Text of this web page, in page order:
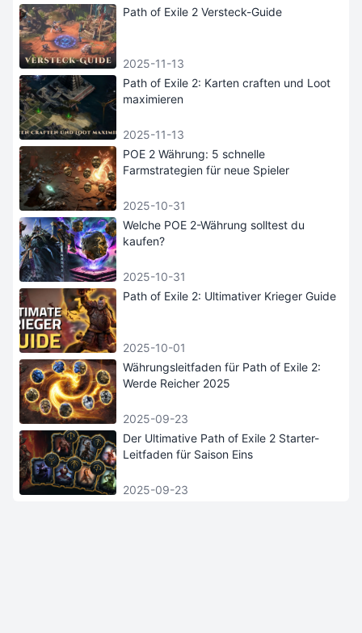
Path of Exile 2 Versteck-Guide
2025-11-13
Path of Exile 2: Karten craften und Loot
maximieren
2025-11-13
POE 2 Währung: 5 schnelle
Farmstrategien für neue Spieler
2025-10-31
Welche POE 2-Währung solltest du
kaufen?
2025-10-31
Path of Exile 2: Ultimativer Krieger Guide
2025-10-01
Währungsleitfaden für Path of Exile 2:
Werde Reicher 2025
2025-09-23
Der Ultimative Path of Exile 2 Starter-
Leitfaden für Saison Eins
2025-09-23